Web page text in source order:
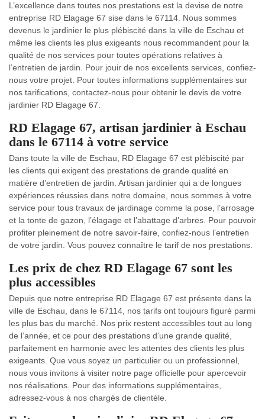
L’excellence dans toutes nos prestations est la devise de notre
entreprise RD Elagage 67 sise dans le 67114. Nous sommes
devenus le jardinier le plus plébiscité dans la ville de Eschau et
même les clients les plus exigeants nous recommandent pour la
qualité de nos services pour toutes opérations relatives à
l’entretien de jardin. Pour jouir de nos excellents services, confiez-
nous votre projet. Pour toutes informations supplémentaires sur
nos tarifications, contactez-nous pour obtenir le devis de votre
jardinier RD Elagage 67.
RD Elagage 67, artisan jardinier à Eschau
dans le 67114 à votre service
Dans toute la ville de Eschau, RD Elagage 67 est plébiscité par
les clients qui exigent des prestations de grande qualité en
matière d’entretien de jardin. Artisan jardinier qui a de longues
expériences réussies dans notre domaine, nous sommes à votre
service pour tous travaux de jardinage comme la pose, l’arrosage
et la tonte de gazon, l’élagage et l’abattage d’arbres. Pour pouvoir
profiter pleinement de notre savoir-faire, confiez-nous l’entretien
de votre jardin. Vous pouvez connaître le tarif de nos prestations.
Les prix de chez RD Elagage 67 sont les
plus accessibles
Depuis que notre entreprise RD Elagage 67 est présente dans la
ville de Eschau, dans le 67114, nos tarifs ont toujours figuré parmi
les plus bas du marché. Nos prix restent accessibles tout au long
de l’année, et ce pour des prestations d’une grande qualité,
parfaitement en harmonie avec les attentes des clients les plus
exigeants. Que vous soyez un particulier ou un professionnel,
nous vous invitons à visiter notre page officielle pour apercevoir
nos réalisations. Pour des informations supplémentaires,
adressez-vous à nos chargés de clientèle.